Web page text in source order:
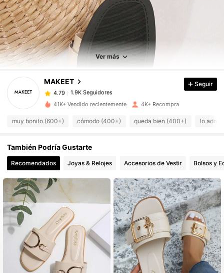
Ver más
MAKEET
4.79 1.9K Seguidores
4.79 1.9K Seguidores
4.79
1.9K Seguidores
m***e
pagóHace 20 horas
4.79 1.9K Seguidores
4.79 1.9K Seguidores
4.79 1.9K Seguidores
4.79 1.9K Seguidores
4.79 1.9K Seguidores
Seguir
41K+ Vendido recientemente 4K+ Recompra
muy bonito (600+) cómodo (400+) queda bien (400+) lo
También Podría Gustarte
Recomendados Joyas & Relojes Accesorios de Vestir Bolsos y